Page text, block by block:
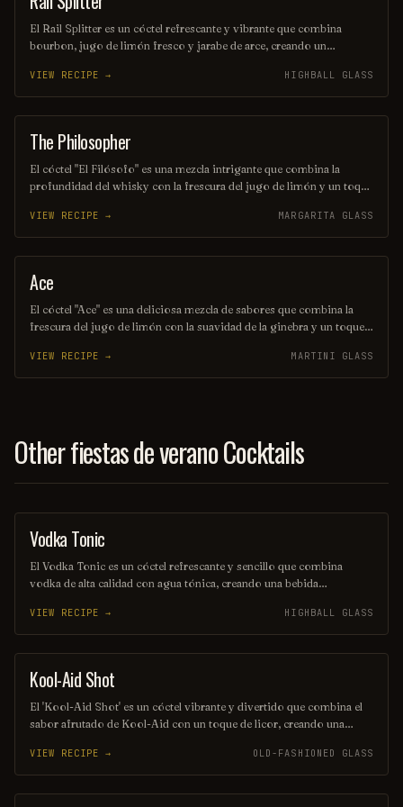
El Rail Splitter es un cóctel refrescante y vibrante que combina
bourbon, jugo de limón fresco y jarabe de arce, creando un
rodaja de limón y una ramita de menta, este trago es ideal para
disfrutar en una tarde soleada. Su nombre rinde homenaje al famoso
presidente estadounidense Abraham Lincoln, conocido como el
"Rail Splitter".
VIEW RECIPE → HIGHBALL GLASS
COCKTAIL
The Philosopher
El cóctel "El Filósofo" es una mezcla intrigante que combina la
profundidad del whisky con la frescura del jugo de limón y un toque
de cada sorbo una experiencia contemplativa. Ideal para aquellos que
buscan un momento de introspección y disfrute.
VIEW RECIPE → MARGARITA GLASS
COCKTAIL
Ace
El cóctel "Ace" es una deliciosa mezcla de sabores que combina la
frescura del jugo de limón con la suavidad de la ginebra y un toque
de menta, es la bebida perfecta para disfrutar en una tarde soleada.
Su equilibrio entre lo ácido y lo dulce lo convierte en un verdadero
VIEW RECIPE → MARTINI GLASS
Other fiestas de verano Cocktails
COCKTAIL
Vodka Tonic
El Vodka Tonic es un cóctel refrescante y sencillo que combina
vodka de alta calidad con agua tónica, creando una bebida
adornado con una rodaja de limón o lima, lo que realza su sabor y
aroma. Ideal para cualquier ocasión, es una opción popular entre los
amantes de los cócteles.
VIEW RECIPE → HIGHBALL GLASS
SHOT
Kool-Aid Shot
El 'Kool-Aid Shot' es un cóctel vibrante y divertido que combina el
sabor afrutado de Kool-Aid con un toque de licor, creando una
reuniones, este trago es fácil de preparar y seguro que alegrará el
ambiente. ¡Disfrútalo frío y comparte la diversión!
VIEW RECIPE → OLD-FASHIONED GLASS